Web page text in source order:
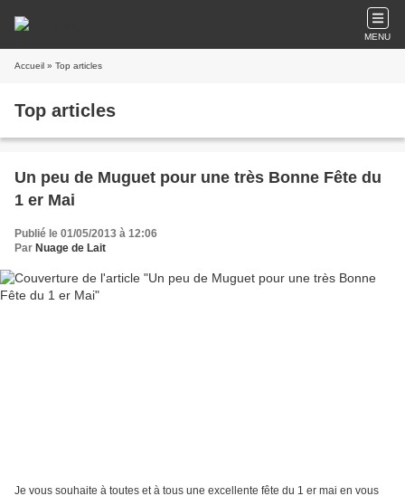
MENU
Accueil » Top articles
Top articles
Un peu de Muguet pour une très Bonne Fête du
1 er Mai
Publié le 01/05/2013 à 12:06
Par Nuage de Lait
Je vous souhaite à toutes et à tous une excellente fête du 1 er mai en vous